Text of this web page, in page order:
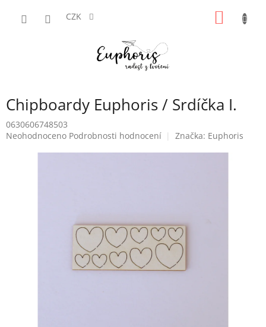
CZK
Chipboardy Euphoris / Srdíčka I.
0630606748503
Průměrné
Neohodnoceno Podrobnosti hodnocení Značka: Euphoris